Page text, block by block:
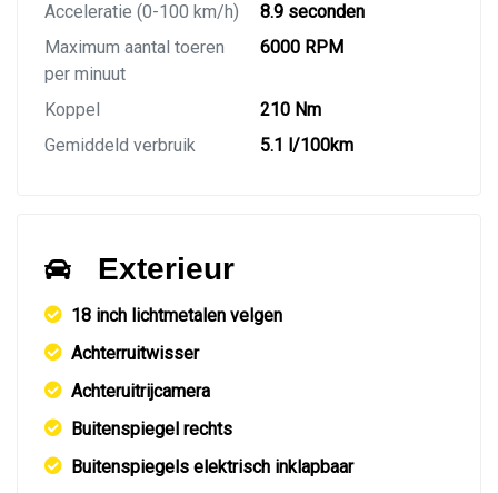
Acceleratie (0-100 km/h)
8.9 seconden
Maximum aantal toeren
per minuut
6000 RPM
Koppel
210 Nm
Gemiddeld verbruik
5.1 l/100km
Exterieur
18 inch lichtmetalen velgen
Achterruitwisser
Achteruitrijcamera
Buitenspiegel rechts
Buitenspiegels elektrisch inklapbaar